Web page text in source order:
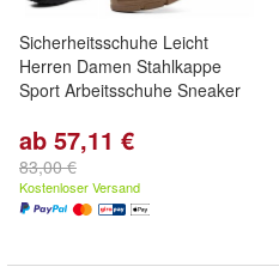
Sicherheitsschuhe Leicht
Herren Damen Stahlkappe
Sport Arbeitsschuhe Sneaker
ab 57,11 €
83,00 €
Kostenloser Versand